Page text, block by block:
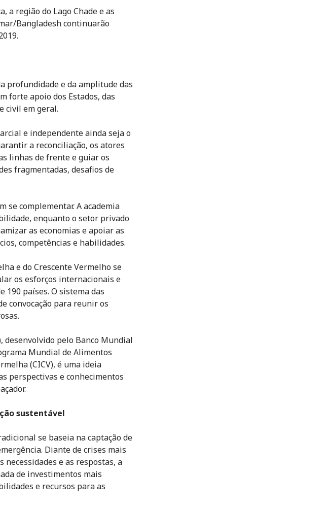
a região do Lago Chade e as
Bangladesh continuarão
profundidade e da amplitude das
forte apoio dos Estados, das
civil em geral.
e independente ainda seja o
a reconciliação, os atores
linhas de frente e guiar os
fragmentadas, desafios de
se complementar. A academia
enquanto o setor privado
as economias e apoiar as
competências e habilidades.
e do Crescente Vermelho se
os esforços internacionais e
190 países. O sistema das
convocação para reunir os
desenvolvido pelo Banco Mundial
Mundial de Alimentos
(CICV), é uma ideia
perspectivas e conhecimentos
sustentável
se baseia na captação de
Diante de crises mais
necessidades e as respostas, a
de investimentos mais
e recursos para as